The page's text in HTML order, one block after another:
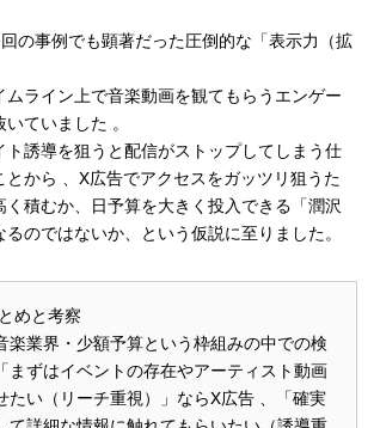
の事例でも顕著だった圧倒的な「表示力（拡
ライン上で音楽動画を観てもらうエンゲー
いていました 。
ト誘導を狙うと配信がストップしてしまう仕
とから
、X広告でアクセスをガッツリ狙うた
積むか、日予算を大きく投入できる「潤沢
のではないか、という仮説に至りました。
めと考察
楽業界・少額予算という枠組みの中での検
まずはイベントの存在やアーティスト動画
たい（リーチ重視）」ならX広告
、「確実